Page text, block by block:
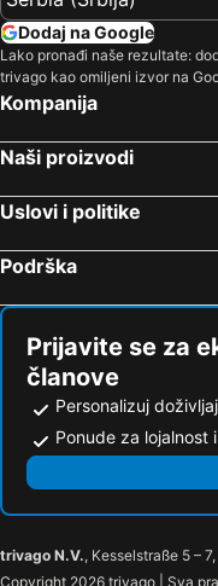
Dodaj na Google
Lako pronađi naše rezultate:
trivago kao omiljeni izvor na
Kompanija
Naši proizvodi
Uslovi i politike
Podrška
Prijavite se za
članove
Personalizuj doživljaj
Ponude za lojalnost
trivago N.V., Kesselstraße 5 –
Copyright 2026 trivago | Sva